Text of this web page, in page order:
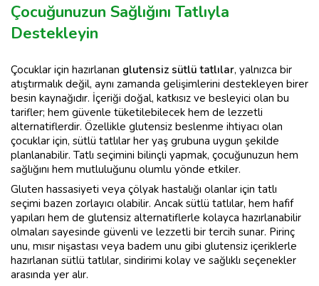
Çocuğunuzun Sağlığını Tatlıyla
Destekleyin
Çocuklar için hazırlanan glutensiz sütlü tatlılar, yalnızca bir
atıştırmalık değil, aynı zamanda gelişimlerini destekleyen birer
besin kaynağıdır. İçeriği doğal, katkısız ve besleyici olan bu
tarifler; hem güvenle tüketilebilecek hem de lezzetli
alternatiflerdir. Özellikle glutensiz beslenme ihtiyacı olan
çocuklar için, sütlü tatlılar her yaş grubuna uygun şekilde
planlanabilir. Tatlı seçimini bilinçli yapmak, çocuğunuzun hem
sağlığını hem mutluluğunu olumlu yönde etkiler.
Gluten hassasiyeti veya çölyak hastalığı olanlar için tatlı
seçimi bazen zorlayıcı olabilir. Ancak sütlü tatlılar, hem hafif
yapıları hem de glutensiz alternatiflerle kolayca hazırlanabilir
olmaları sayesinde güvenli ve lezzetli bir tercih sunar. Pirinç
unu, mısır nişastası veya badem unu gibi glutensiz içeriklerle
hazırlanan sütlü tatlılar, sindirimi kolay ve sağlıklı seçenekler
arasında yer alır.